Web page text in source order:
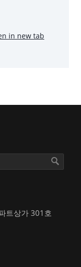
in new tab
트상가 301호